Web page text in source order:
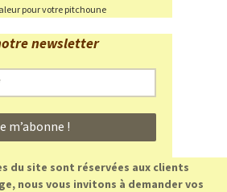
pour votre pitchoune
newsletter
du site sont réservées aux clients
nous vous invitons à demander vos